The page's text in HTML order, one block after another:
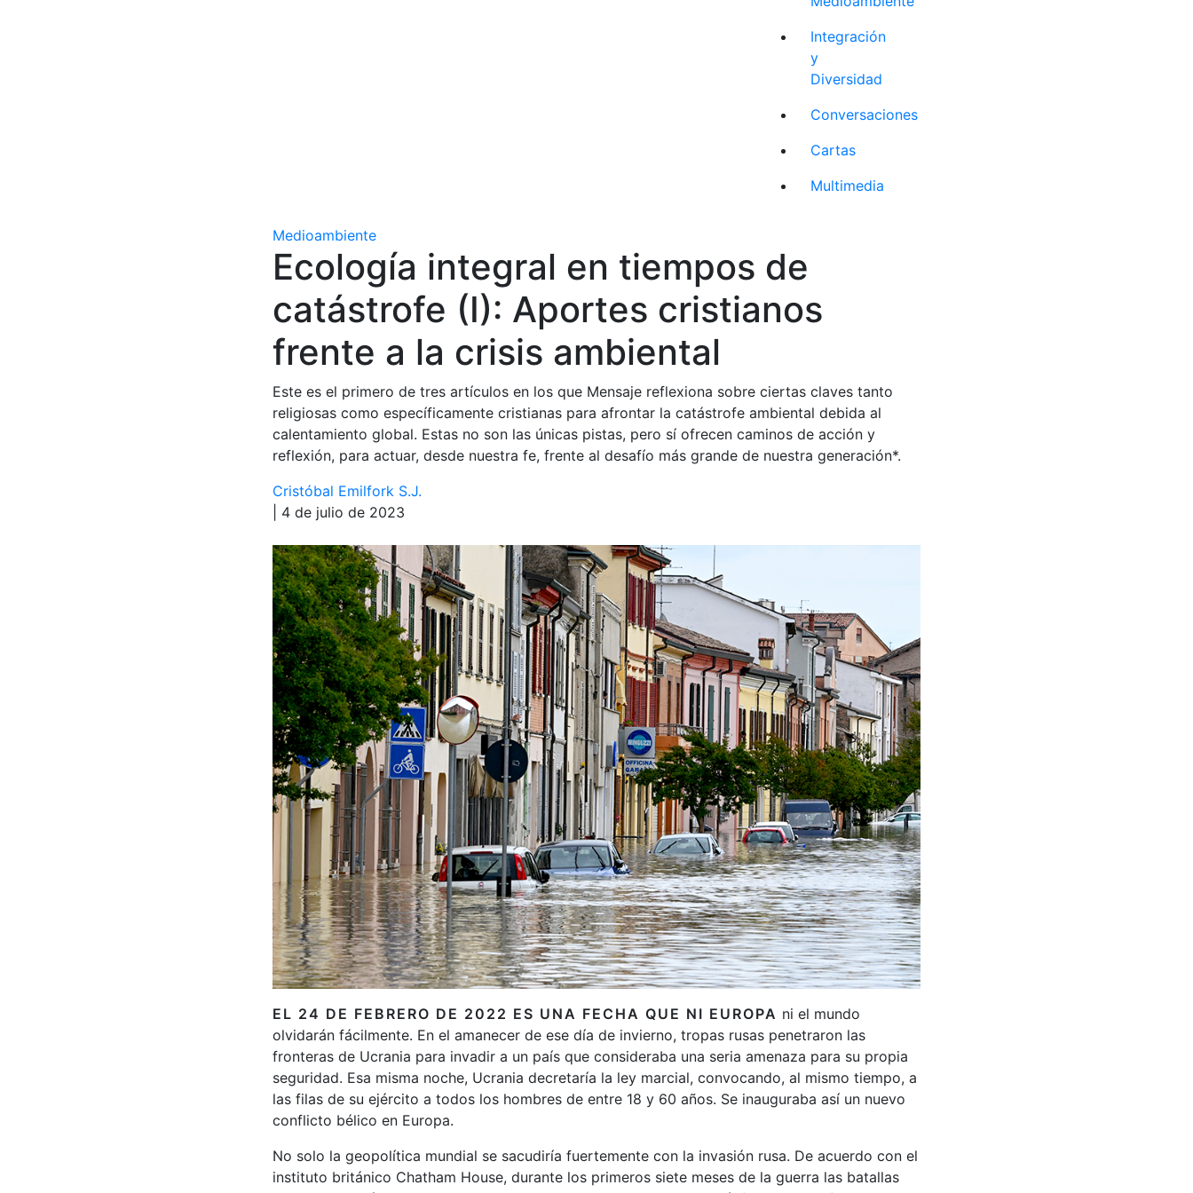
Integración
y
Diversidad
Conversaciones
Cartas
Multimedia
Medioambiente
Ecología integral en tiempos de
catástrofe (I): Aportes cristianos
frente a la crisis ambiental
Este es el primero de tres artículos en los que Mensaje reflexiona sobre ciertas claves tanto
religiosas como específicamente cristianas para afrontar la catástrofe ambiental debida al
calentamiento global. Estas no son las únicas pistas, pero sí ofrecen caminos de acción y
reflexión, para actuar, desde nuestra fe, frente al desafío más grande de nuestra generación*.
Cristóbal Emilfork S.J.
| 4 de julio de 2023
EL 24 DE FEBRERO DE 2022 ES UNA FECHA QUE NI EUROPA ni el mundo
olvidarán fácilmente. En el amanecer de ese día de invierno, tropas rusas penetraron las
fronteras de Ucrania para invadir a un país que consideraba una seria amenaza para su propia
seguridad. Esa misma noche, Ucrania decretaría la ley marcial, convocando, al mismo tiempo, a
las filas de su ejército a todos los hombres de entre 18 y 60 años. Se inauguraba así un nuevo
conflicto bélico en Europa.
No solo la geopolítica mundial se sacudiría fuertemente con la invasión rusa. De acuerdo con el
instituto británico Chatham House, durante los primeros siete meses de la guerra las batallas